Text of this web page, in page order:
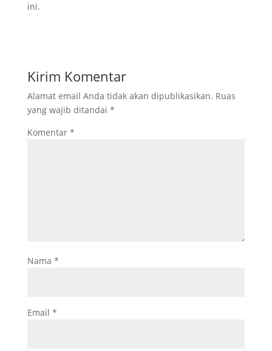
ini.
Kirim Komentar
Alamat email Anda tidak akan dipublikasikan. Ruas
yang wajib ditandai *
Komentar *
Nama *
Email *